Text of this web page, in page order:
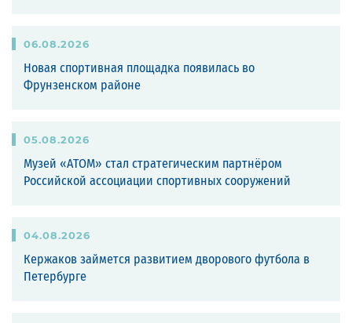
06.08.2026
Новая спортивная площадка появилась во
Фрунзенском районе
05.08.2026
Музей «АТОМ» стал стратегическим партнёром
Российской ассоциации спортивных сооружений
04.08.2026
Кержаков займется развитием дворового футбола в
Петербурге